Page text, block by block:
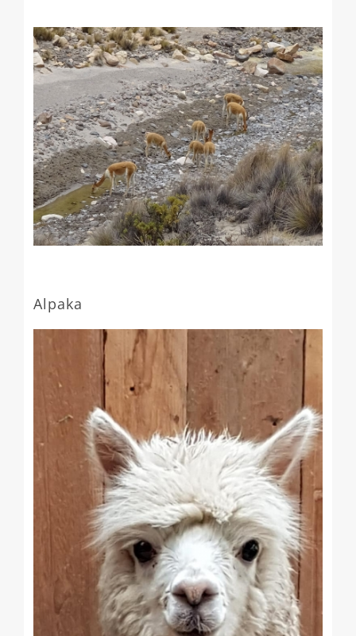
Alpaka